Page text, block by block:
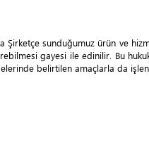
sunduğumuz ürün ve
gayesi ile edinilir. Bu
belirtilen amaçlarla da